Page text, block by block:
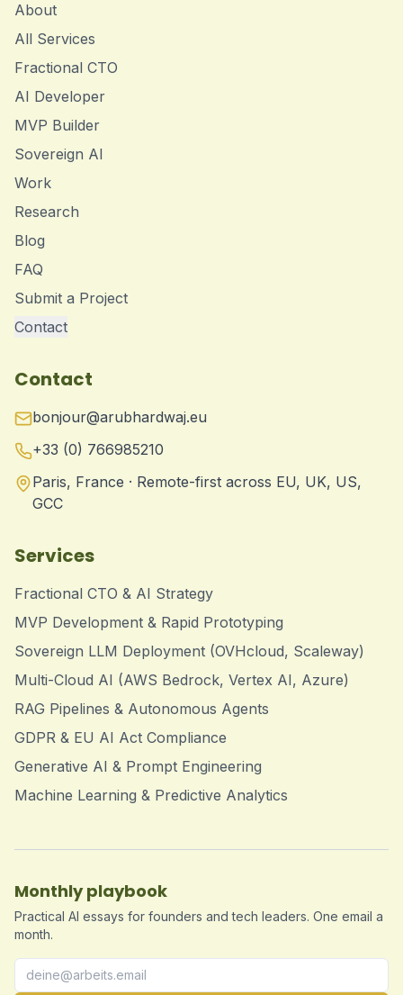
About
All Services
Fractional CTO
AI Developer
MVP Builder
Sovereign AI
Work
Research
Blog
FAQ
Submit a Project
Contact
Contact
bonjour@arubhardwaj.eu
+33 (0) 766985210
Paris, France · Remote-first across EU, UK, US,
GCC
Services
Fractional CTO & AI Strategy
MVP Development & Rapid Prototyping
Sovereign LLM Deployment (OVHcloud, Scaleway)
Multi-Cloud AI (AWS Bedrock, Vertex AI, Azure)
RAG Pipelines & Autonomous Agents
GDPR & EU AI Act Compliance
Generative AI & Prompt Engineering
Machine Learning & Predictive Analytics
Monthly playbook
Practical AI essays for founders and tech leaders. One email a
month.